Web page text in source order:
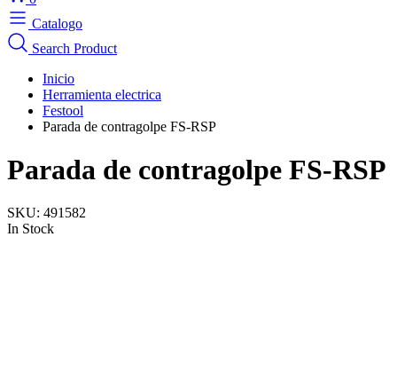
Catalogo
Search Product
Inicio
Herramienta electrica
Festool
Parada de contragolpe FS-RSP
Parada de contragolpe FS-RSP
SKU: 491582
In Stock